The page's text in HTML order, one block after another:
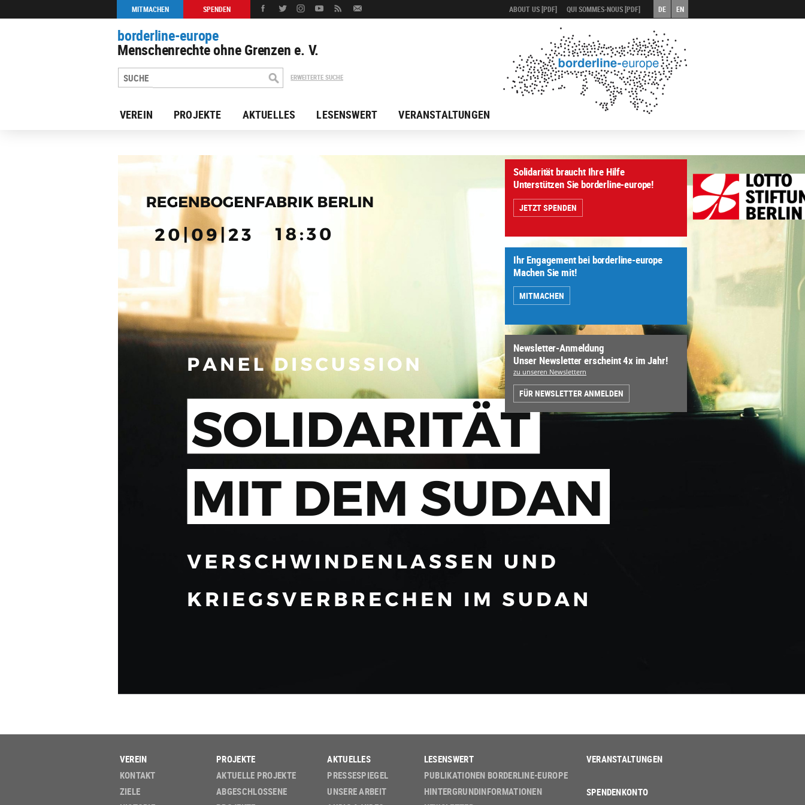
MITMACHEN SPENDEN ABOUT US [PDF] QUI SOMMES-NOUS [PDF] DE EN
borderline-europe
Menschenrechte ohne Grenzen e. V.
ERWEITERTE SUCHE
VEREIN PROJEKTE AKTUELLES LESENSWERT VERANSTALTUNGEN
Solidarität braucht Ihre Hilfe
Unterstützen Sie borderline-europe!
JETZT SPENDEN
Ihr Engagement bei borderline-europe
Machen Sie mit!
MITMACHEN
Newsletter-Anmeldung
Unser Newsletter erscheint 4x im Jahr!
zu unseren Newslettern
FÜR NEWSLETTER ANMELDEN
VEREIN
KONTAKT
ZIELE
PROJEKTE
AKTUELLE PROJEKTE
ABGESCHLOSSENE
AKTUELLES
PRESSESPIEGEL
UNSERE ARBEIT
LESENSWERT
PUBLIKATIONEN BORDERLINE-EUROPE
HINTERGRUND­INFORMATIONEN
VERANSTALTUNGEN
SPENDENKONTO